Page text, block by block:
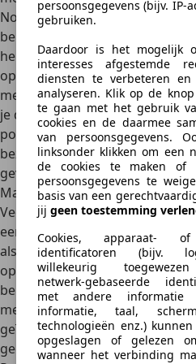
persoonsgegevens (bijv. IP-
gebruiken.
Daardoor is het mogelijk
interesses afgestemde
diensten te verbeteren
analyseren. Klik op de
te gaan met het gebruik
cookies en de daarmee
van persoonsgegevens.
linksonder klikken om een
de cookies te maken of
persoonsgegevens te
basis van een
jij geen toestemming
Cookies, apparaat-
identificatoren (bijv.
willekeurig
netwerk-gebaseerde
met andere informatie
informatie, taal,
technologieën enz.)
opgeslagen of gelezen
wanneer het verbinding
Noteer altijd meteen de naam
bellers en maak notities van
hebt. Dan weet je achteraf, als
opnieuw over je auto opbelt,
met hem of haar al hebt
je deze persoon moet nemen
potentiële koper echt serieus
bezichtiging van de auto
gevolg dat de geïnteresseerde
Maak standaard bericht in e-
Veel geïnteresseerde kopers
eerst per e-mail contact met je
als je vooraf een uitgebreid
opgesteld, dat je als antwoord
bericht kun je natuurlijk ook
meteen hun e-mailadres
geïnteresseerden direct een
gegevens van je auto en